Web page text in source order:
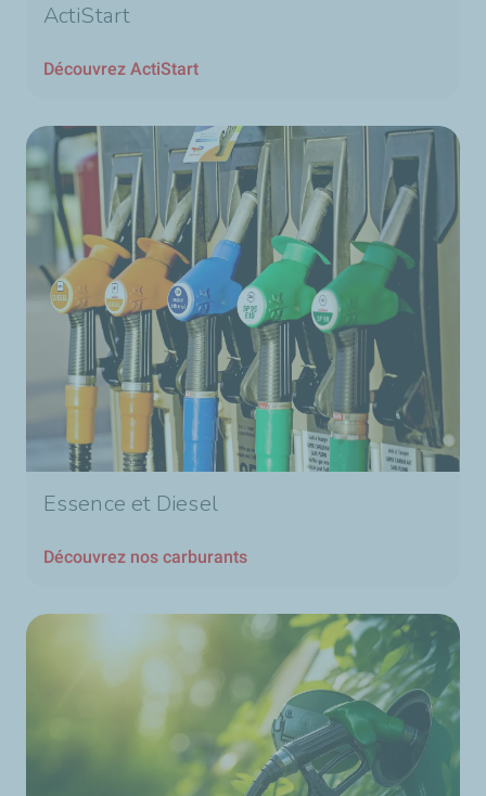
ActiStart
Découvrez ActiStart
Essence et Diesel
Découvrez nos carburants